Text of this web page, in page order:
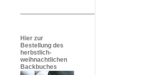
Hier zur
Bestellung des
herbstlich-
weihnachtlichen
Backbuches